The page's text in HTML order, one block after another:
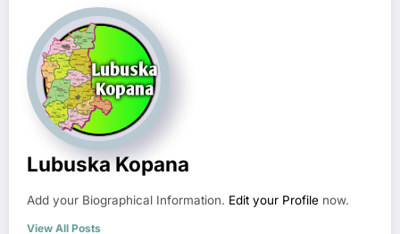
Lubuska Kopana
Add your Biographical Information. Edit your Profile now.
View All Posts